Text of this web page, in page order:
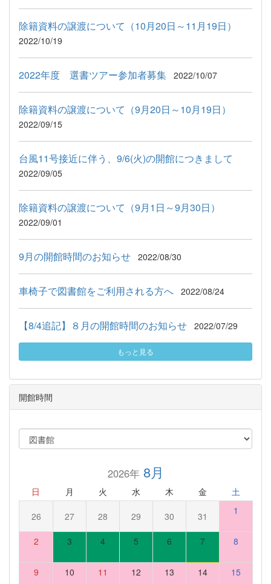
除籍資料の譲渡について（10月20日～11月19日）
2022/10/19
2022年度 選書ツアー参加者募集 2022/10/07
除籍資料の譲渡について（9月20日～10月19日）
2022/09/15
台風11号接近に伴う、9/6(火)の開館につきまして
2022/09/05
除籍資料の譲渡について（9月1日～9月30日）
2022/09/01
9月の開館時間のお知らせ 2022/08/30
車椅子で図書館をご利用される方へ 2022/08/24
【8/4追記】８月の開館時間のお知らせ 2022/07/29
もっと見る
開館時間
2026年8月
日 月 火 水 木 金 土
26 27 28 29 30 31 1
2 3 4 5 6 7 8
9 10 11 12 13 14 15